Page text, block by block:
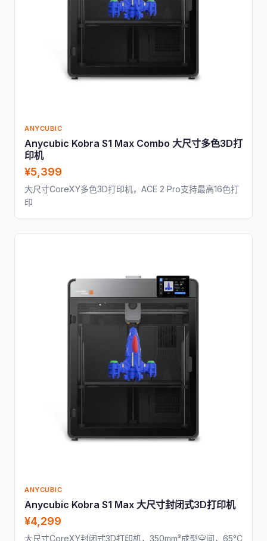
ANYCUBIC
Anycubic Kobra S1 Max Combo 大尺寸多色3D打
印机
¥5,399
大尺寸CoreXY多色3D打印机，ACE 2 Pro支持最高16色打
印
ANYCUBIC
Anycubic Kobra S1 Max 大尺寸封闭式3D打印机
¥4,299
大尺寸CoreXY封闭式3D打印机，350mm³成型空间，65°C